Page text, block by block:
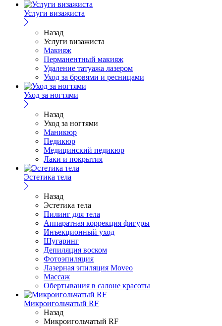
Услуги визажиста
Назад
Услуги визажиста
Макияж
Перманентный макияж
Удаление татуажа лазером
Уход за бровями и ресницами
Уход за ногтями
Назад
Уход за ногтями
Маникюр
Педикюр
Медицинский педикюр
Лаки и покрытия
Эстетика тела
Назад
Эстетика тела
Пилинг для тела
Аппаратная коррекция фигуры
Инъекционный уход
Шугаринг
Депиляция воском
Фотоэпиляция
Лазерная эпиляция Moveo
Массаж
Обертывания в салоне красоты
Микроигольчатый RF
Назад
Микроигольчатый RF